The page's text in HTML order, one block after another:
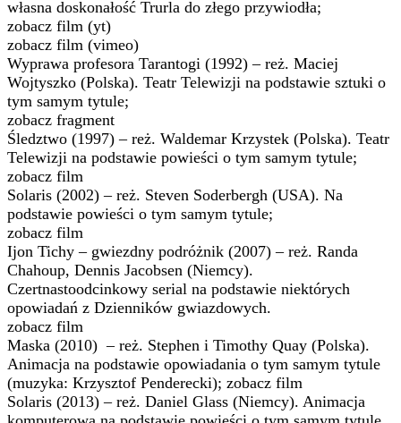
własna doskonałość Trurla do złego przywiodła;
zobacz film (yt)
zobacz film (vimeo)
Wyprawa profesora Tarantogi (1992) – reż. Maciej
Wojtyszko (Polska). Teatr Telewizji na podstawie sztuki o
tym samym tytule;
zobacz fragment
Śledztwo (1997) – reż. Waldemar Krzystek (Polska). Teatr
Telewizji na podstawie powieści o tym samym tytule;
zobacz film
Solaris (2002) – reż. Steven Soderbergh (USA). Na
podstawie powieści o tym samym tytule;
zobacz film
Ijon Tichy – gwiezdny podróżnik (2007) – reż. Randa
Chahoup, Dennis Jacobsen (Niemcy).
Czertnastoodcinkowy serial na podstawie niektórych
opowiadań z Dzienników gwiazdowych.
zobacz film
Maska (2010) – reż. Stephen i Timothy Quay (Polska).
Animacja na podstawie opowiadania o tym samym tytule
(muzyka: Krzysztof Penderecki); zobacz film
Solaris (2013) – reż. Daniel Glass (Niemcy). Animacja